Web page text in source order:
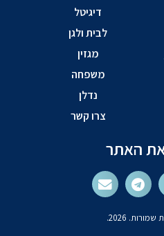
דיגיטל
לבית ולגן
מגזין
משפחה
נדלן
צרו קשר
האתר
2026.